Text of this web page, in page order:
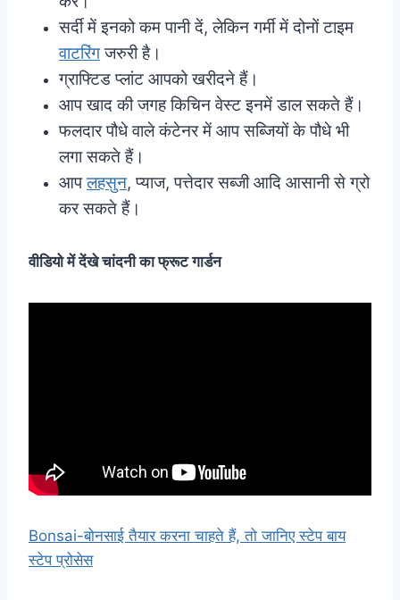
सर्दी में इनको कम पानी दें, लेकिन गर्मी में दोनों टाइम
वाटरिंगजरुरी है।
ग्राफ्टिड प्लांट आपको खरीदने हैं।
आप खाद की जगह किचिन वेस्ट इनमें डाल सकते हैं।
फलदार पौधे वाले कंटेनर में आप सब्जियों के पौधे भी
लगा सकते हैं।
आपलहसुन, प्याज, पत्तेदार सब्जी आदि आसानी से ग्रो
कर सकते हैं।
वीडियो में देंखे चांदनी का फ्रूट गार्डन
Bonsai-बोनसाई तैयार करना चाहते हैं, तो जानिए स्टेप बाय
स्टेप प्रोसेस